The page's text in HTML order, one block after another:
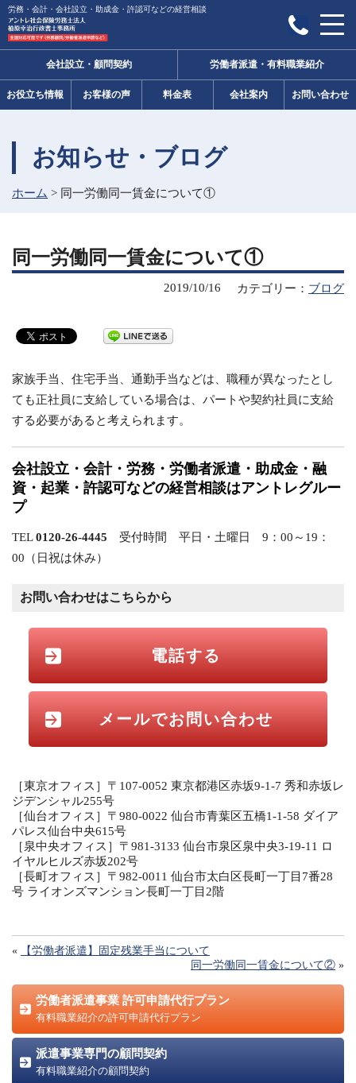
労務・会計・会社設立・助成金・許認可などの経営相談
会社設立・顧問契約 労働者派遣・有料職業紹介
お役立ち情報 お客様の声 料金表 会社案内 お問い合わせ
お知らせ・ブログ
ホーム > 同一労働同一賃金について①
同一労働同一賃金について①
カテゴリー： ブログ
2019/10/16
家族手当、住宅手当、通勤手当などは、職種が異なったとし
ても正社員に支給している場合は、パートや契約社員に支給
する必要があると考えられます。
会社設立・会計・労務・労働者派遣・助成金・融
資・起業・許認可などの経営相談はアントレグルー
プ
TEL0120-26-4445 受付時間 平日・土曜日 9：00～19：
00（日祝は休み）
お問い合わせはこちらから
電話する
メールでお問い合わせ
［東京オフィス］〒107-0052 東京都港区赤坂9-1-7 秀和赤坂レ
ジデンシャル255号
［仙台オフィス］〒980-0022 仙台市青葉区五橋1-1-58 ダイア
パレス仙台中央615号
［泉中央オフィス］〒981-3133 仙台市泉区泉中央3-19-11 ロ
イヤルヒルズ赤坂202号
［長町オフィス］〒982-0011 仙台市太白区長町一丁目7番28
号 ライオンズマンション長町一丁目2階
«
【労働者派遣】固定残業手当について
同一労働同一賃金について② »
労働者派遣事業 許可申請代行プラン
有料職業紹介の許可申請代行プラン
派遣事業専門の顧問契約
有料職業紹介の顧問契約